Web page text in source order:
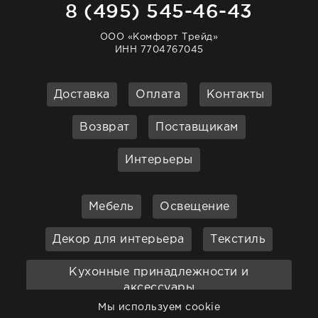
8 (495) 545-46-43
ООО «Комфорт Трейд»
ИНН 7704767045
Доставка Оплата Контакты
Возврат Поставщикам
Интерьеры
Мебель Освещение
Декор для интерьера Текстиль
Кухонные принадлежности и
аксессуары
Мы используем cookie